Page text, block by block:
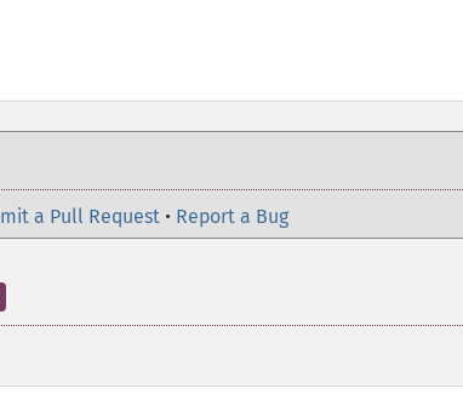
a Pull Request • Report a Bug